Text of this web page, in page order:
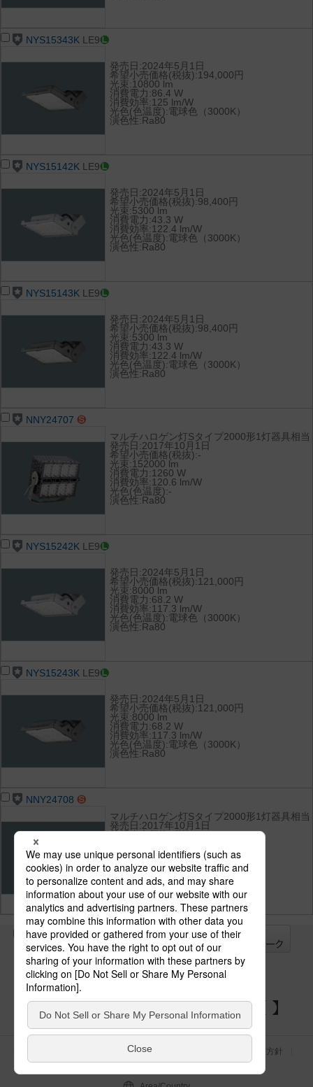
NYS15343K LE9
発売日:2024年5月1日
希望小売価格(税抜):194,000円
光束:10800 lm
消費電力:86.4 W
消費効率:125 lm/W
光色(色温度):電球色（3000K）
演色性:Ra80
NYS15142K LE9
発売日:2024年5月1日
希望小売価格(税抜):98,400円
光束:5300 lm
消費電力:43.3 W
消費効率:122.4 lm/W
光色(色温度):電球色（3000K）
演色性:Ra80
NYS15143K LE9
発売日:2024年5月1日
希望小売価格(税抜):98,400円
光束:5300 lm
消費電力:43.3 W
消費効率:122.4 lm/W
光色(色温度):電球色（3000K）
演色性:Ra80
NNY24707
マルチハロゲン灯Sタイプ2000形1灯器具相当
発売日:2017年10月1日
希望小売価格(税抜):-
光束:152000 lm
消費電力:1260 W
消費効率:120.6 lm/W
光色(色温度):-
演色性:Ra80
NYS15242K LE9
発売日:2024年5月1日
希望小売価格(税抜):121,000円
光束:8000 lm
消費電力:68.2 W
消費効率:117.3 lm/W
光色(色温度):電球色（3000K）
演色性:Ra80
NYS15243K LE9
発売日:2024年5月1日
希望小売価格(税抜):121,000円
光束:8000 lm
消費電力:68.2 W
消費効率:117.3 lm/W
光色(色温度):電球色（3000K）
演色性:Ra80
NNY24708
マルチハロゲン灯Sタイプ2000形1灯器具相当
発売日:2017年10月1日
希望小売価格(税抜):-
消費電力:1260 W
消費効率:116.6 lm/W
光色(色温度):-
演色性:Ra80
全て
チェック
チェック
した器具を
パナソニックの電気設備 SNSアカウント
クッキーポリシー
個人情報保護方針